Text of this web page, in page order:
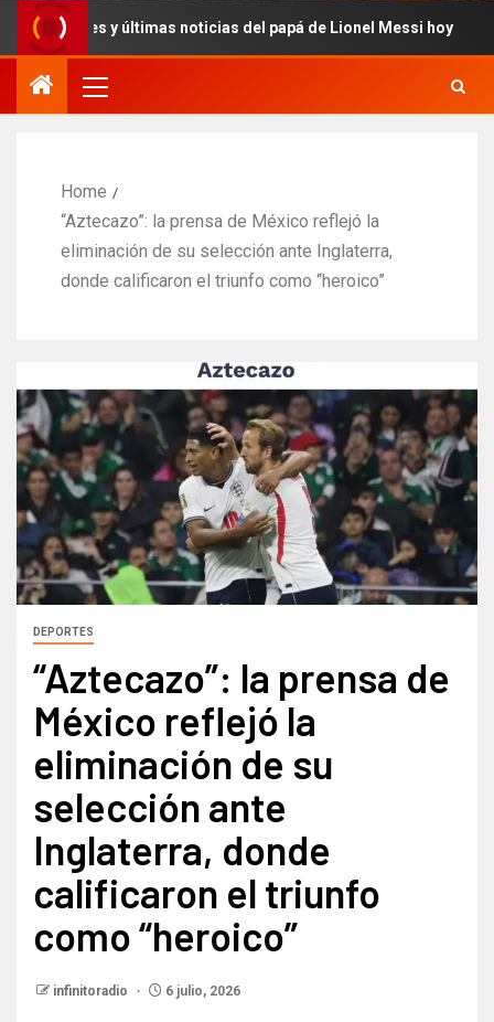
y últimas noticias del papá de Lionel Messi hoy
Home
“Aztecazo”: la prensa de México reflejó la
eliminación de su selección ante Inglaterra,
donde calificaron el triunfo como “heroico”
DEPORTES
“Aztecazo”: la prensa de
México reflejó la
eliminación de su
selección ante
Inglaterra, donde
calificaron el triunfo
como “heroico”
infinitoradio 6 julio, 2026